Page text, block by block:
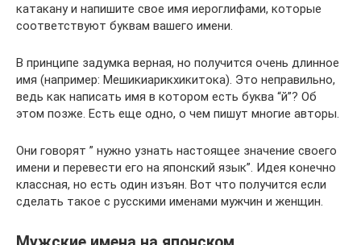
катакану и напишите свое имя иероглифами, которые
соответствуют буквам вашего имени.
В принципе задумка верная, но получится очень длинное
имя (например: Мешикиарикхикитока). Это неправильно,
ведь как написать имя в котором есть буква “й”? Об
этом позже. Есть еще одно, о чем пишут многие авторы.
Они говорят ” нужно узнать настоящее значение своего
имени и перевести его на японский язык”. Идея конечно
классная, но есть один изъян. Вот что получится если
сделать такое с русскими именами мужчин и женщин.